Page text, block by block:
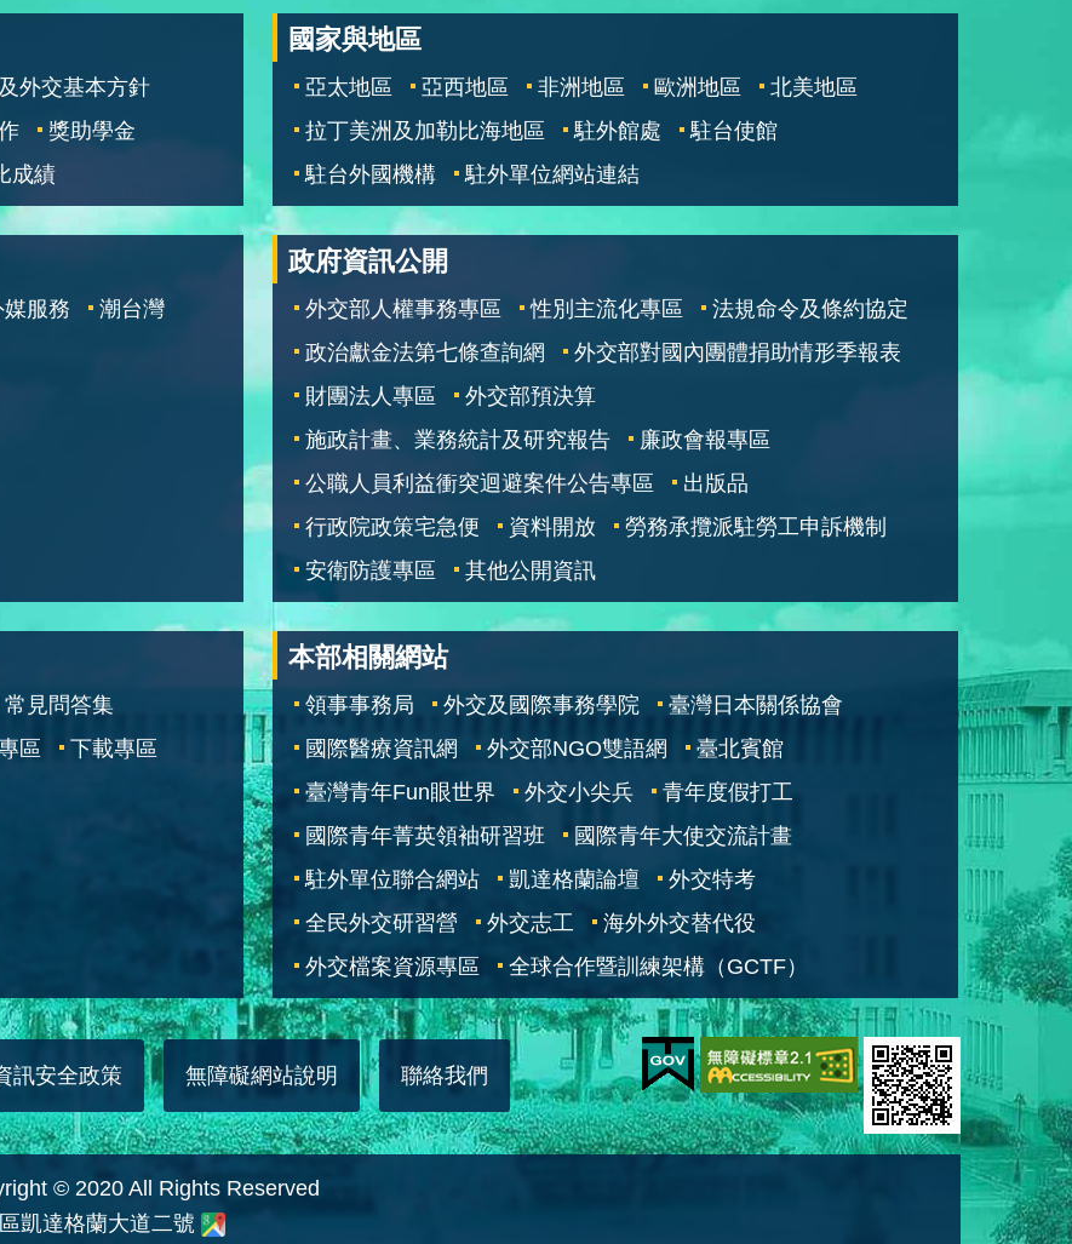
外交基本方針
獎助學金
成績
國家與地區
亞太地區 亞西地區 非洲地區 歐洲地區
北美地區
拉丁美洲及加勒比海地區
駐外館處
駐台使館
駐台外國機構
駐外單位網站連結
媒服務 潮台灣
政府資訊公開
外交部人權事務專區 性別主流化專區
法規命令及條約協定
政治獻金法第七條查詢網
外交部對國內團體捐助情形季報表
財團法人專區
外交部預決算
施政計畫、業務統計及研究報告
廉政會報專區
公職人員利益衝突迴避案件公告專區
出版品
行政院政策宅急便
資料開放
勞務承攬派駐勞工申訴機制
安衛防護專區
其他公開資訊
常見問答集
區
下載專區
本部相關網站
領事事務局 外交及國際事務學院
臺灣日本關係協會
國際醫療資訊網
外交部NGO雙語網
臺北賓館
臺灣青年Fun眼世界
外交小尖兵
青年度假打工
國際青年菁英領袖研習班
國際青年大使交流計畫
駐外單位聯合網站
凱達格蘭論壇
外交特考
全民外交研習營
外交志工
海外外交替代役
外交檔案資源專區
全球合作暨訓練架構（GCTF）
訊安全政策 無障礙網站說明 聯絡我們
© 2020 All Rights Reserved
凱達格蘭大道二號